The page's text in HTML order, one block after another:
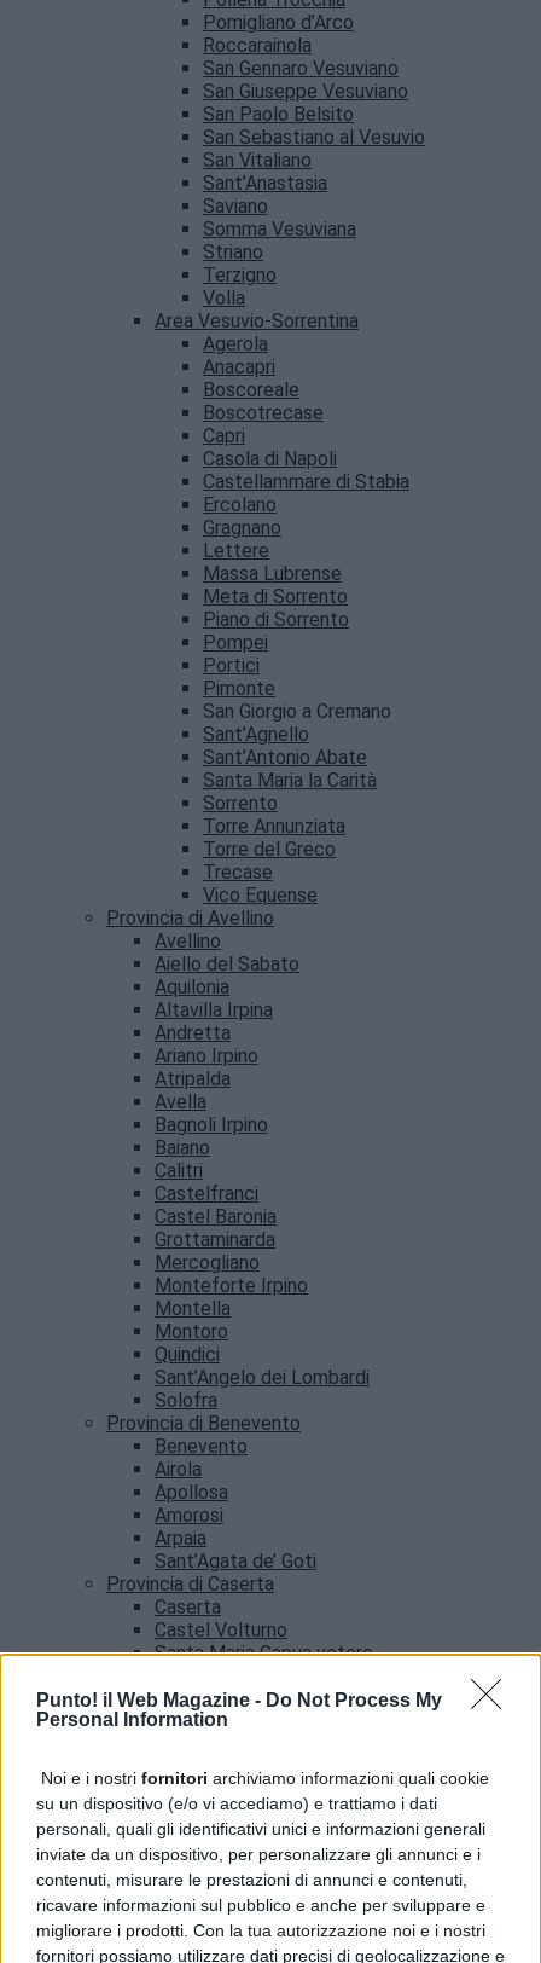
Punto! il Web Magazine - Do Not Process My
Personal Information
Noi e i nostri fornitori archiviamo informazioni quali cookie
su un dispositivo (e/o vi accediamo) e trattiamo i dati
personali, quali gli identificativi unici e informazioni generali
inviate da un dispositivo, per personalizzare gli annunci e i
contenuti, misurare le prestazioni di annunci e contenuti,
ricavare informazioni sul pubblico e anche per sviluppare e
migliorare i prodotti. Con la tua autorizzazione noi e i nostri
fornitori possiamo utilizzare dati precisi di geolocalizzazione e
Pomigliano d’Arco
Roccarainola
San Gennaro Vesuviano
San Giuseppe Vesuviano
San Paolo Belsito
San Sebastiano al Vesuvio
San Vitaliano
Sant’Anastasia
Saviano
Somma Vesuviana
Striano
Terzigno
Volla
Area Vesuvio-Sorrentina
Agerola
Anacapri
Boscoreale
Boscotrecase
Capri
Casola di Napoli
Castellammare di Stabia
Ercolano
Gragnano
Lettere
Massa Lubrense
Meta di Sorrento
Piano di Sorrento
Pompei
Portici
Pimonte
San Giorgio a Cremano
Sant’Agnello
Sant’Antonio Abate
Santa Maria la Carità
Sorrento
Torre Annunziata
Torre del Greco
Trecase
Vico Equense
Provincia di Avellino
Avellino
Aiello del Sabato
Aquilonia
Altavilla Irpina
Andretta
Ariano Irpino
Atripalda
Avella
Bagnoli Irpino
Baiano
Calitri
Castelfranci
Castel Baronia
Grottaminarda
Mercogliano
Monteforte Irpino
Montella
Montoro
Quindici
Sant’Angelo dei Lombardi
Solofra
Provincia di Benevento
Benevento
Airola
Apollosa
Amorosi
Arpaia
Sant’Agata de’ Goti
Provincia di Caserta
Caserta
Castel Volturno
Santa Maria Capua vetere
Salerno
Agropoli
Angri
Castellabate
News